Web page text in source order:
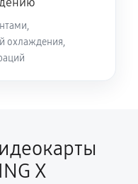
охлаждения,
X